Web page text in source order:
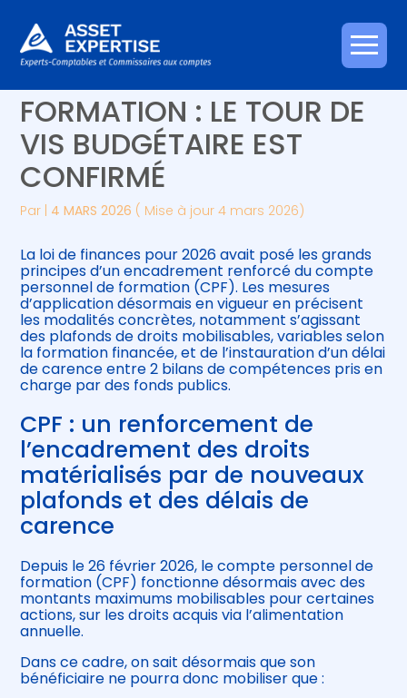
Aller
au
Créer et reprendre une activité
Gérer votre quotidien
Piloter votre entreprise
Développer votre entreprise
Être prêt pour la facturation
électronique
Piloter votre gestion
Suivre votre comptabilité
Gérer vos ressources humaines
COMPTE PERSONNEL DE
FORMATION : LE TOUR DE
VIS BUDGÉTAIRE EST
CONFIRMÉ
Par | 4 MARS 2026 ( Mise à jour 4 mars 2026)
La loi de finances pour 2026 avait posé les grands
principes d’un encadrement renforcé du compte
personnel de formation (CPF). Les mesures
d’application désormais en vigueur en précisent
les modalités concrètes, notamment s’agissant
des plafonds de droits mobilisables, variables selon
la formation financée, et de l’instauration d’un délai
de carence entre 2 bilans de compétences pris en
charge par des fonds publics.
CPF : un renforcement de
l’encadrement des droits
matérialisés par de nouveaux
plafonds et des délais de
carence
Depuis le 26 février 2026, le compte personnel de
formation (CPF) fonctionne désormais avec des
montants maximums mobilisables pour certaines
actions, sur les droits acquis via l’alimentation
annuelle.
Dans ce cadre, on sait désormais que son
bénéficiaire ne pourra donc mobiliser que :